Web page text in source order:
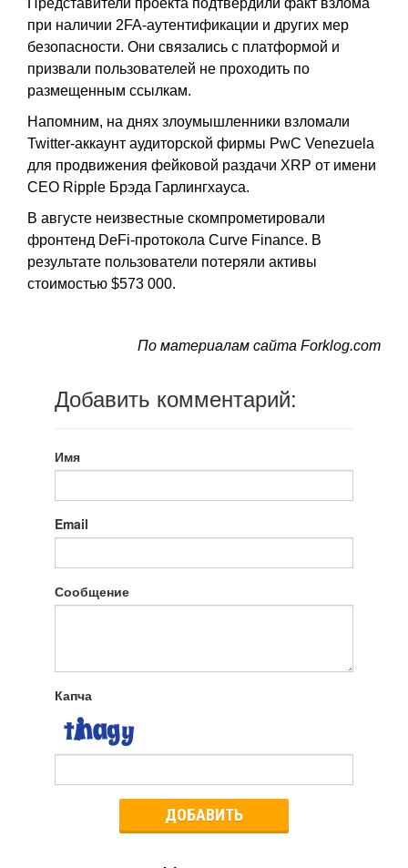
Представители проекта подтвердили факт взлома
при наличии 2FA-аутентификации и других мер
безопасности. Они связались с платформой и
призвали пользователей не проходить по
размещенным ссылкам.
Напомним, на днях злоумышленники взломали
Twitter-аккаунт аудиторской фирмы PwC Venezuela
для продвижения фейковой раздачи XRP от имени
CEO Ripple Брэда Гарлингхауса.
В августе неизвестные скомпрометировали
фронтенд DeFi-протокола Curve Finance. В
результате пользователи потеряли активы
стоимостью $573 000.
По материалам сайта Forklog.com
Добавить комментарий:
Имя
Email
Сообщение
Капча
ДОБАВИТЬ